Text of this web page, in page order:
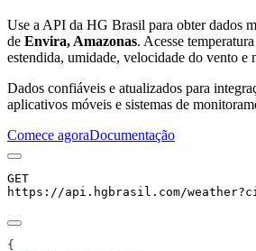
Use a API da HG Brasil para obter dados
de Envira, Amazonas. Acesse
estendida, umidade, velocidade do vento e
Dados confiáveis e atualizados para
aplicativos móveis e sistemas de
Comece agoraDocumentação
GET
https://api.hgbrasil.com/weather?